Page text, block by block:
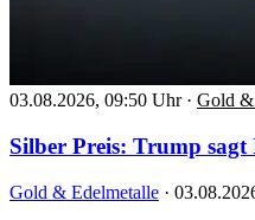
03.08.2026, 09:50 Uhr · Gold &
Silber Preis: Trump
Gold & Edelmetalle ·